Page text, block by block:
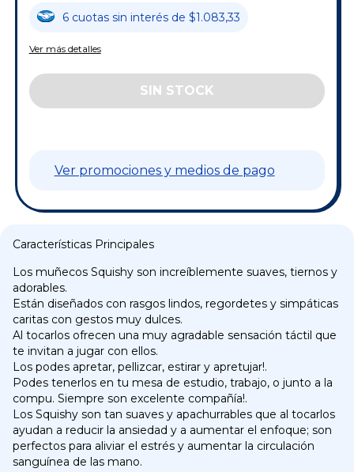
6 cuotas sin interés de $1.083,33
Ver más detalles
Ver promociones y medios de pago
Características Principales
Los muñecos Squishy son increíblemente suaves, tiernos y
adorables.
Están diseñados con rasgos lindos, regordetes y simpáticas
caritas con gestos muy dulces.
Al tocarlos ofrecen una muy agradable sensación táctil que
te invitan a jugar con ellos.
Los podes apretar, pellizcar, estirar y apretujar!.
Podes tenerlos en tu mesa de estudio, trabajo, o junto a la
compu. Siempre son excelente compañía!.
Los Squishy son tan suaves y apachurrables que al tocarlos
ayudan a reducir la ansiedad y a aumentar el enfoque; son
perfectos para aliviar el estrés y aumentar la circulación
sanguínea de las mano.